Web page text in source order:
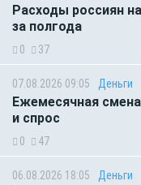
Расходы россиян
за полгода
0 37
07.08.2026 09:05 Деньги
Ежемесячная
и спрос
0 47
06.08.2026 18:05 Деньги